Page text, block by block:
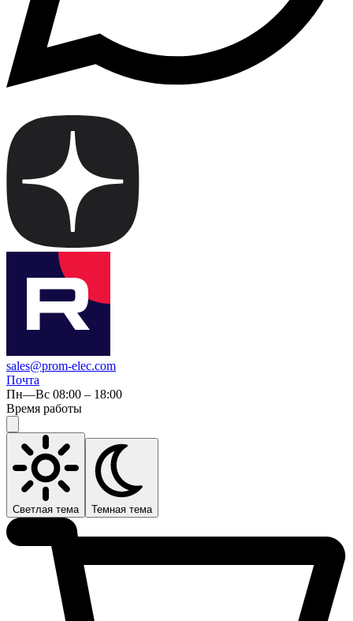
sales@prom-elec.com
Почта
Пн—Вс 08:00 – 18:00
Время работы
Светлая тема Темная тема